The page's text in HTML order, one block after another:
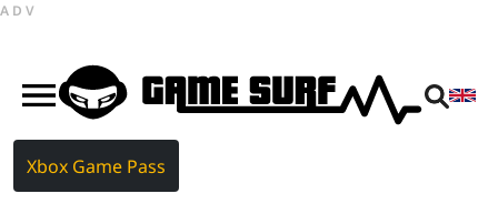
ADV
Xbox Game Pass